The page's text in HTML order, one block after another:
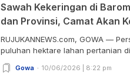
Sawah Kekeringan di
dan Provinsi, Camat Akan
Pertanian
RUJUKANNEWS.com, GOWA —
puluhan hektare lahan pertanian
Gowa 10/06/2026 | 8:22 pm